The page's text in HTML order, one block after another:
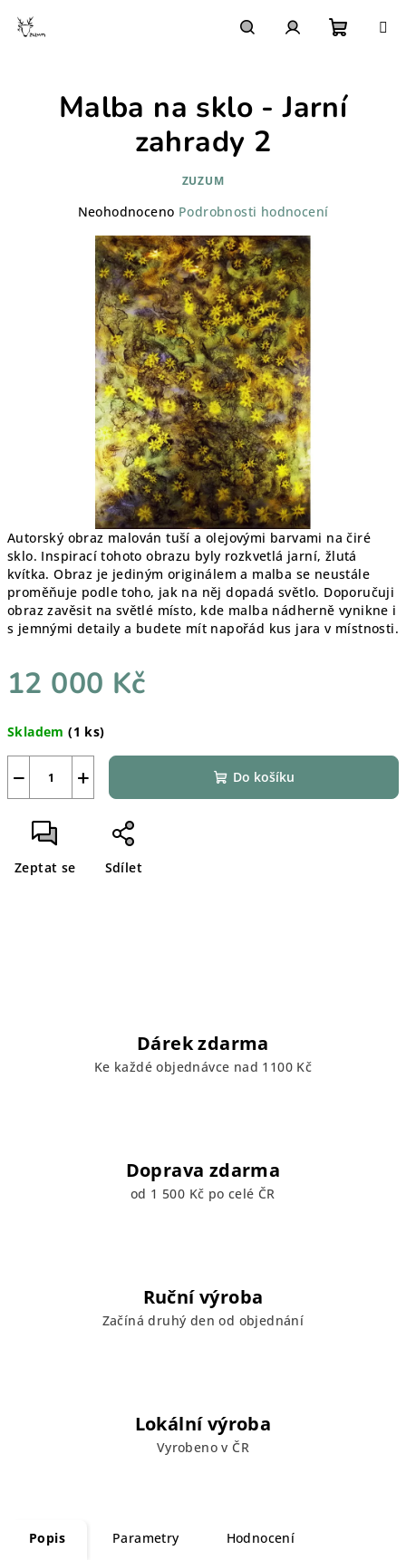
košík
Autorský obraz malován tuší a olejovými barvami na čiré
sklo. Inspirací tohoto obrazu byly rozkvetlá jarní, žlutá
kvítka. Obraz je jediným originálem a malba se neustále
proměňuje podle toho, jak na něj dopadá světlo. Doporučuji
obraz zavěsit na světlé místo, kde malba nádherně vynikne i
s jemnými detaily a budete mít napořád kus jara v místnosti.
12 000 Kč
cena:
Skladem(1 ks)
+
− Do košíku
Zeptat se Sdílet
Malba na sklo - Jarní
zahrady 2
ZUZUM
Průměrné
produktu
0,0
hvězdiček.
Neohodnoceno Podrobnosti hodnocení
Dárek zdarma
Ke každé objednávce nad 1100 Kč
Doprava zdarma
od 1 500 Kč po celé ČR
Ruční výroba
Začíná druhý den od objednání
Lokální výroba
Vyrobeno v ČR
Popis Parametry Hodnocení